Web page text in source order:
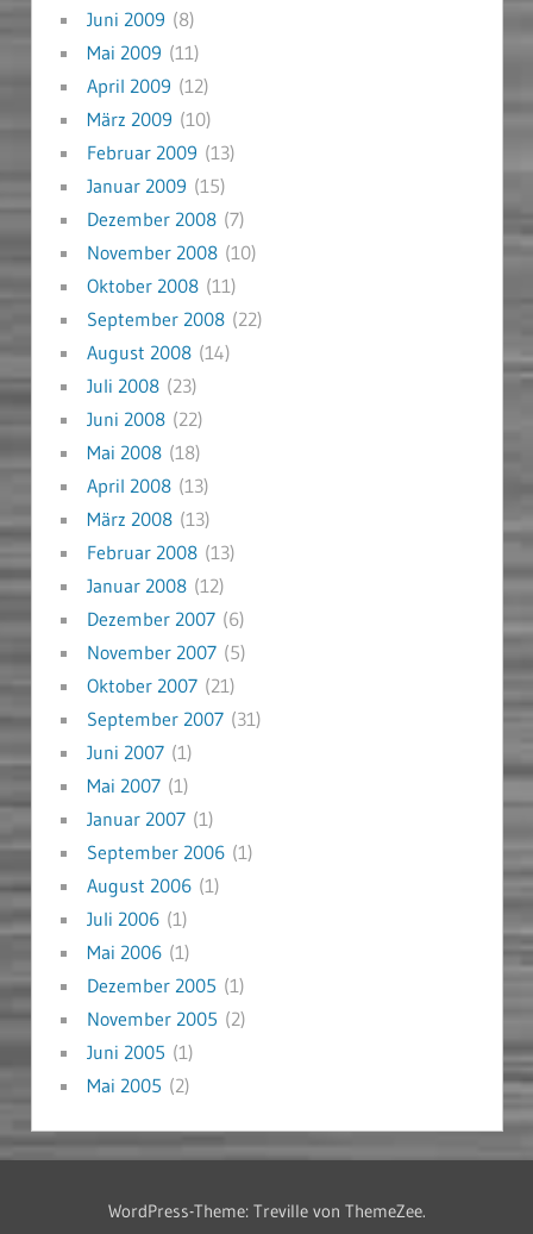
Juni 2009 (8)
Mai 2009 (11)
April 2009 (12)
März 2009 (10)
Februar 2009 (13)
Januar 2009 (15)
Dezember 2008(7)
November 2008(10)
Oktober 2008(11)
September 2008(22)
August 2008(14)
Juli 2008(23)
Juni 2008(22)
Mai 2008(18)
April 2008(13)
März 2008(13)
Februar 2008(13)
Januar 2008(12)
Dezember 2007(6)
November 2007(5)
Oktober 2007(21)
September 2007(31)
Juni 2007(1)
Mai 2007(1)
Januar 2007(1)
September 2006(1)
August 2006(1)
Juli 2006(1)
Mai 2006(1)
Dezember 2005 (1)
November 2005 (2)
Juni 2005 (1)
Mai 2005 (2)
WordPress-Theme: Treville von ThemeZee.